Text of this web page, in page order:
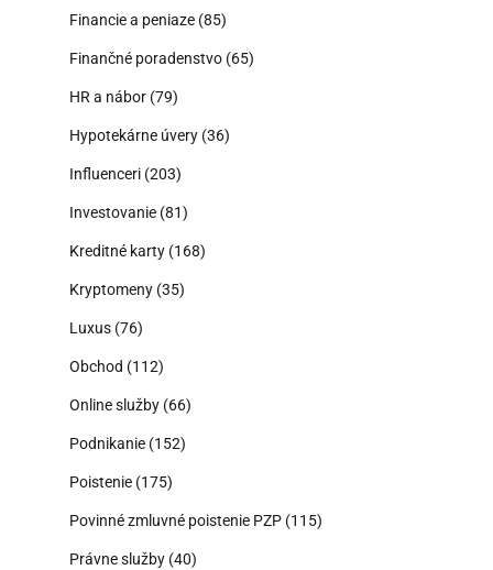
Financie a peniaze (85)
Finančné poradenstvo (65)
HR a nábor (79)
Hypotekárne úvery (36)
Influenceri (203)
Investovanie (81)
Kreditné karty (168)
Kryptomeny (35)
Luxus (76)
Obchod (112)
Online služby (66)
Podnikanie (152)
Poistenie (175)
Povinné zmluvné poistenie PZP (115)
Právne služby (40)